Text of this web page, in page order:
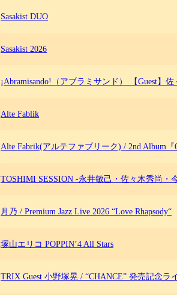
Sasakist DUO
Sasakist 2026
¡Abramisando!（アブラミサンド） 【Guest】佐
Alte Fablik
Alte Fabrik(アルテファブリーク) / 2nd Album
TOSHIMI SESSION -永井敏己・佐々木秀尚・
月乃 / Premium Jazz Live 2026 “Love Rhapsody“
塚山エリコ POPPIN’4 All Stars
TRIX Guest 小野塚晃 / “CHANCE” 発売記念ラ